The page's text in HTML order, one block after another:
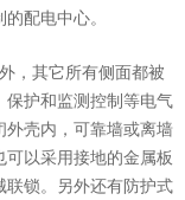
配电中心。
，其它所有侧面都被
保护和监测控制等电气
外壳内，可靠墙或离墙
以采用接地的金属板
联锁。另外还有防护式